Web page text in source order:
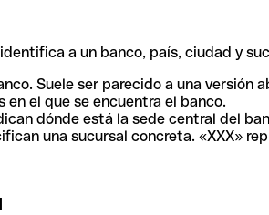
a un banco, país, ciudad y
Suele ser parecido a una versión
el que se encuentra el banco.
dónde está la sede central del
una sucursal concreta. «XXX»